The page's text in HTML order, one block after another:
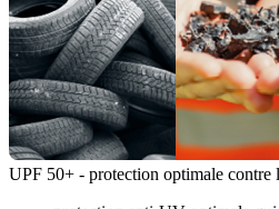
UPF 50+ - protection optimale contre